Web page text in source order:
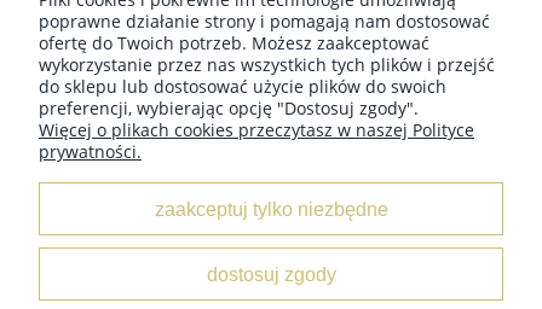
MOJE KONTO
PŁATNOŚCI I DOSTAWA
POMOC
poprawne działanie strony i pomagają nam dostosować
ofertę do Twoich potrzeb. Możesz zaakceptować
wykorzystanie przez nas wszystkich tych plików i przejść
do sklepu lub dostosować użycie plików do swoich
preferencji, wybierając opcję "Dostosuj zgody".
Więcej o plikach cookies przeczytasz w naszej Polityce
prywatności.
zaakceptuj tylko niezbędne
dostosuj zgody